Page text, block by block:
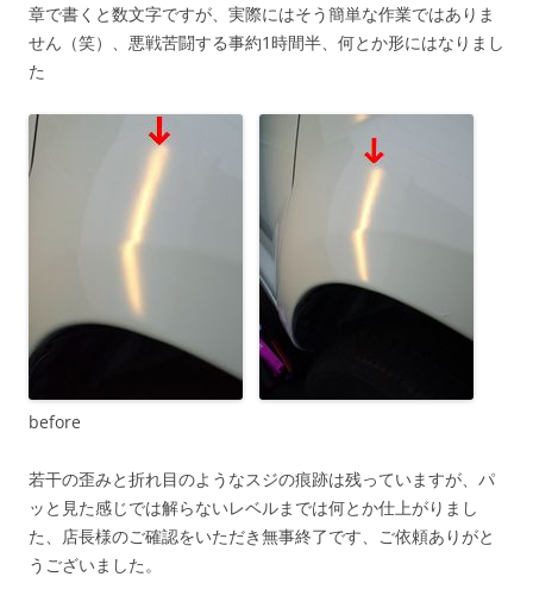
章で書くと数文字ですが、実際にはそう簡単な作業ではありま
せん（笑）、悪戦苦闘する事約1時間半、何とか形にはなりまし
た
before
若干の歪みと折れ目のようなスジの痕跡は残っていますが、パ
ッと見た感じでは解らないレベルまでは何とか仕上がりまし
た、店長様のご確認をいただき無事終了です、ご依頼ありがと
うございました。